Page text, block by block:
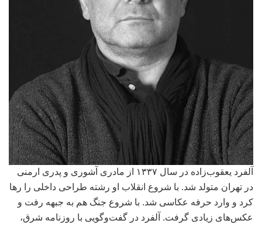
آلفرد یعقوب‌زاده در سال ۱۳۳۷ از مادری آشوری و پدری ارمنی
در تهران متولد شد. با شروع انقلاب او رشته طراحی داخلی را رها
کرد و وارد حرفه عکاسی شد. با شروع جنگ هم به جبهه رفت و
عکس‌های زیادی گرفت. آلفرد در گفت‌وگویی با روزنامه شرق،